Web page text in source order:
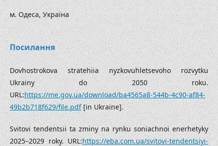
м. Одеса, Україна
Посилання
Dovhostrokova stratehiia nyzkovuhletsevoho rozvytku
Ukrainy do 2050 roku.
URL:https://me.gov.ua/download/ba4565a8-544b-4c90-af84-
49b2b718f629/file.pdf[in Ukraine].
Svitovi tendentsii ta zminy na rynku soniachnoi enerhetyky
2025–2029 roky. URL:https://eba.com.ua/svitovi-tendentsiyi-